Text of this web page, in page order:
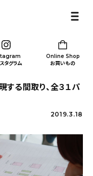
タグラム
Online Shop
お買いもの
する間取り、全３１パ
2019.3.18